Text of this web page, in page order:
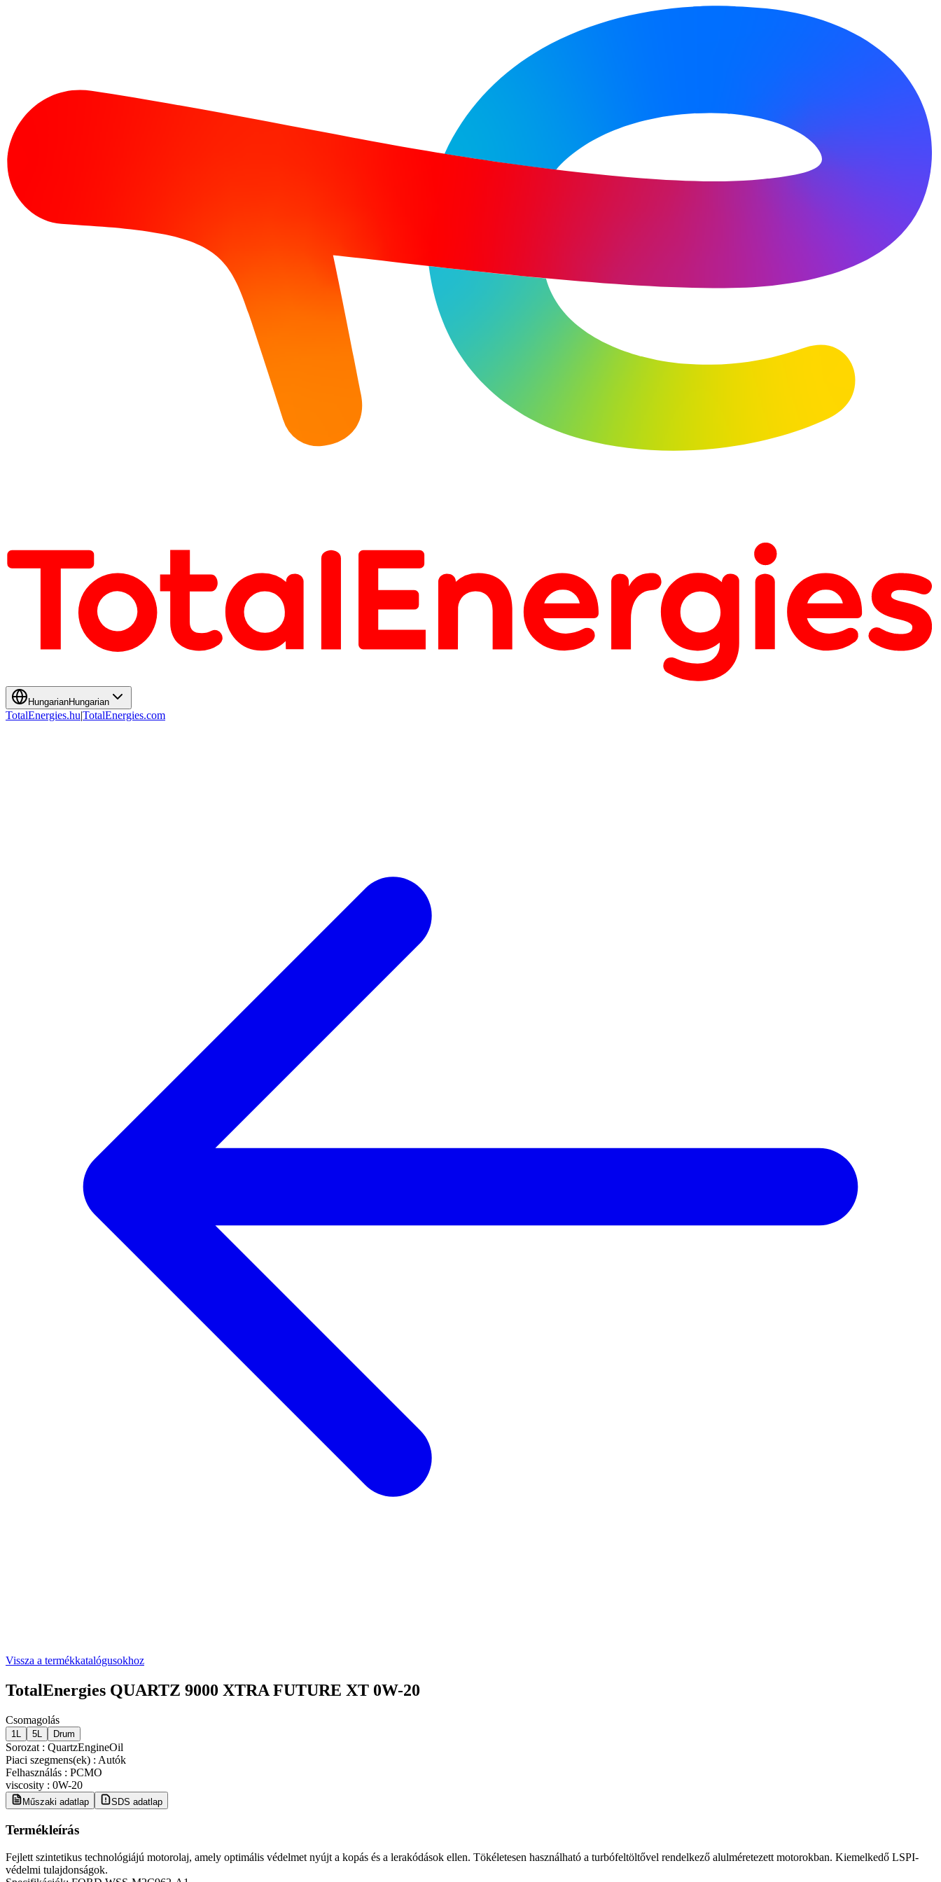
HungarianHungarian
TotalEnergies.hu|TotalEnergies.com
Vissza a termékkatalógusokhoz
TotalEnergies QUARTZ 9000 XTRA FUTURE XT 0W-20
Csomagolás
1L 5L Drum
Sorozat : QuartzEngineOil
Piaci szegmens(ek) : Autók
Felhasználás : PCMO
viscosity : 0W-20
Műszaki adatlap SDS adatlap
Termékleírás
Fejlett szintetikus technológiájú motorolaj, amely optimális védelmet nyújt a kopás és a lerakódások ellen. Tökéletesen használható a turbófeltöltővel rendelkező alulméretezett motorokban. Kiemelkedő LSPI-
védelmi tulajdonságok.